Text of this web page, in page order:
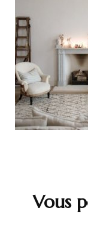
d'articleVous